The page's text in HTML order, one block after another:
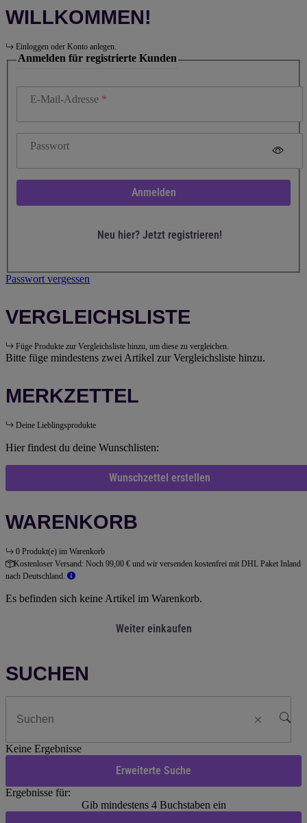
WILLKOMMEN!
Einloggen oder Konto anlegen.
Anmelden für registrierte Kunden
E-Mail-Adresse
Passwort
Anmelden
Neu hier? Jetzt registrieren!
Passwort vergessen
VERGLEICHSLISTE
Füge Produkte zur Vergleichsliste hinzu, um diese zu vergleichen.
Bitte füge mindestens zwei Artikel zur Vergleichsliste hinzu.
MERKZETTEL
Deine Lieblingsprodukte
Hier findest du deine Wunschlisten:
Wunschzettel erstellen
WARENKORB
0 Produkt(e) im Warenkorb
Kostenloser Versand: Noch 99,00 € und wir versenden kostenfrei mit DHL Paket Inland
nach Deutschland.
Es befinden sich keine Artikel im Warenkorb.
Weiter einkaufen
SUCHEN
Keine Ergebnisse
Erweiterte Suche
Ergebnisse für:
Gib mindestens 4 Buchstaben ein